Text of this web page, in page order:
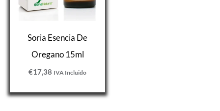
Soria Esencia De
Oregano 15ml
€17,38 IVA Incluido